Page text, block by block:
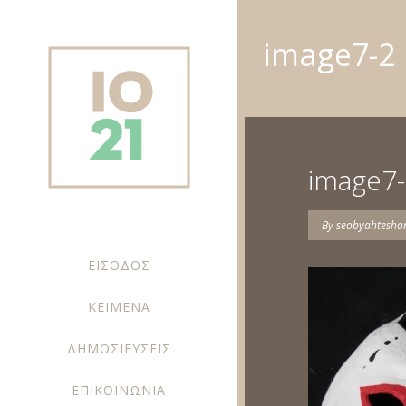
ΕΙΣΟΔΟΣ
ΚΕΙΜΕΝΑ
ΔΗΜΟΣΙΕΥΣΕΙΣ
ΕΠΙΚΟΙΝΩΝΙΑ
image7-2
By